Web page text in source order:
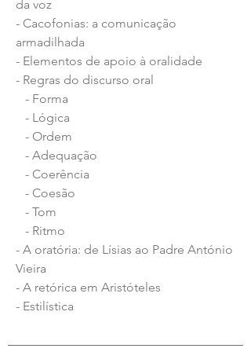
da voz
- Cacofonias: a comunicação
armadilhada
- Elementos de apoio à oralidade
- Regras do discurso oral
- Forma
- Lógica
- Ordem
- Adequação
- Coerência
- Coesão
- Tom
- Ritmo
- A oratória: de Lísias ao Padre António
Vieira
- A retórica em Aristóteles
- Estilística